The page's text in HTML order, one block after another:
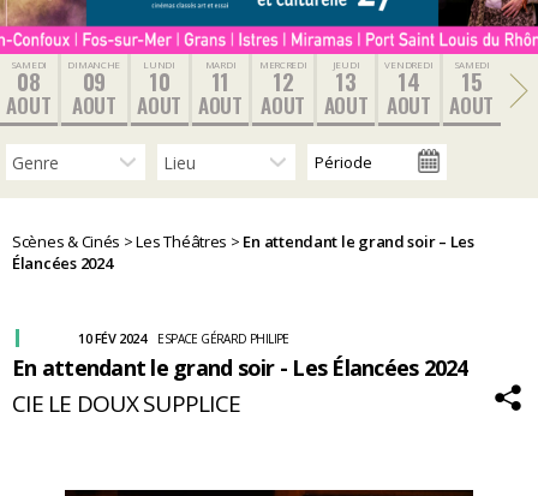
SAMEDI
08
AOUT
DIMANCHE
09
AOUT
LUNDI
10
AOUT
MARDI
11
AOUT
MERCREDI
12
AOUT
JEUDI
13
AOUT
VENDREDI
14
AOUT
SAMEDI
15
AOUT
Scènes & Cinés >Les Théâtres > En attendant le grand soir – Les
Élancées 2024
En attendant le grand soir - Les Élancées 2024
10 FÉV 2024 ESPACE GÉRARD PHILIPE
CIE LE DOUX SUPPLICE